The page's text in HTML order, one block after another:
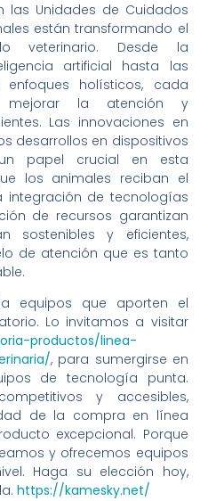
las Unidades de Cuidados
están transformando el
veterinario. Desde la
artificial hasta las
holísticos, cada
mejorar la atención y
Las innovaciones en
desarrollos en dispositivos
papel crucial en esta
los animales reciban el
integración de tecnologías
de recursos garantizan
sostenibles y eficientes,
de atención que es tanto
equipos que aporten el
Lo invitamos a visitar
productos/linea-
, para sumergirse en
de tecnología punta.
y accesibles,
de la compra en línea
excepcional. Porque
y ofrecemos equipos
Haga su elección hoy,
https://kamesky.net/